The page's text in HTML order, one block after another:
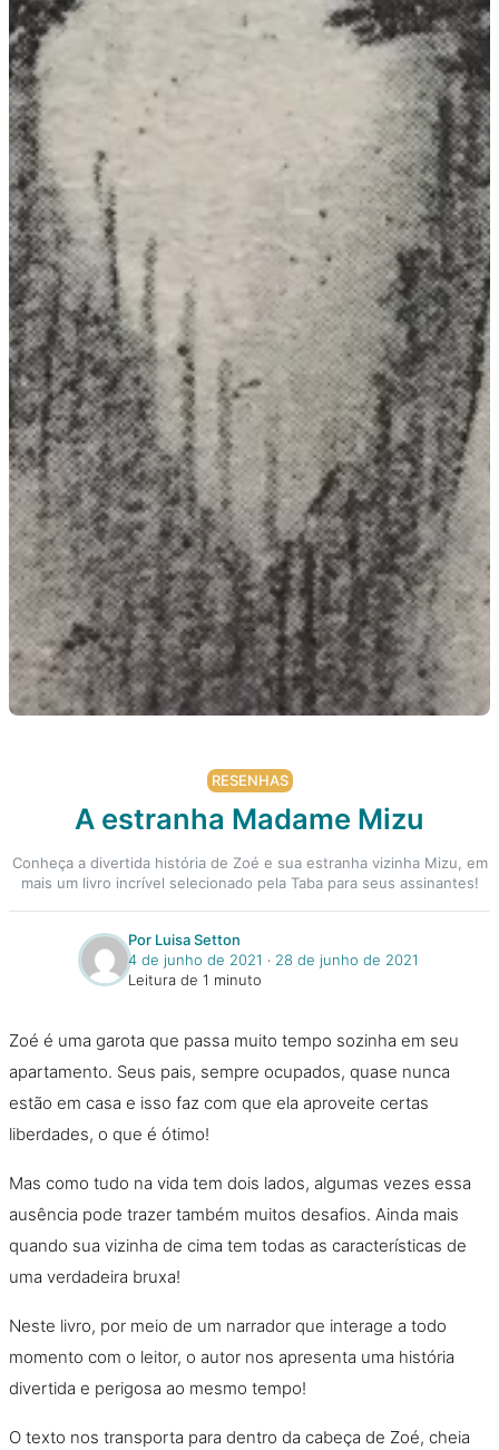
RESENHAS
A estranha Madame Mizu
Conheça a divertida história de Zoé e sua estranha vizinha Mizu, em
mais um livro incrível selecionado pela Taba para seus assinantes!
Por Luisa Setton
4 de junho de 2021 ‧ 28 de junho de 2021
Leitura de 1 minuto
Zoé é uma garota que passa muito tempo sozinha em seu
apartamento. Seus pais, sempre ocupados, quase nunca
estão em casa e isso faz com que ela aproveite certas
liberdades, o que é ótimo!
Mas como tudo na vida tem dois lados, algumas vezes essa
ausência pode trazer também muitos desafios. Ainda mais
quando sua vizinha de cima tem todas as características de
uma verdadeira bruxa!
Neste livro, por meio de um narrador que interage a todo
momento com o leitor, o autor nos apresenta uma história
divertida e perigosa ao mesmo tempo!
O texto nos transporta para dentro da cabeça de Zoé, cheia